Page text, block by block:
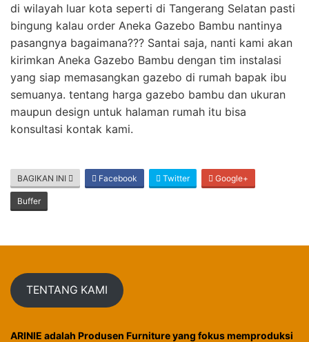
di wilayah luar kota seperti di Tangerang Selatan pasti
bingung kalau order Aneka Gazebo Bambu nantinya
pasangnya bagaimana??? Santai saja, nanti kami akan
kirimkan Aneka Gazebo Bambu dengan tim instalasi
yang siap memasangkan gazebo di rumah bapak ibu
semuanya. tentang harga gazebo bambu dan ukuran
maupun design untuk halaman rumah itu bisa
konsultasi kontak kami.
BAGIKAN INI Facebook Twitter Google+
Buffer
TENTANG KAMI
ARINIE adalah Produsen Furniture yang fokus memproduksi